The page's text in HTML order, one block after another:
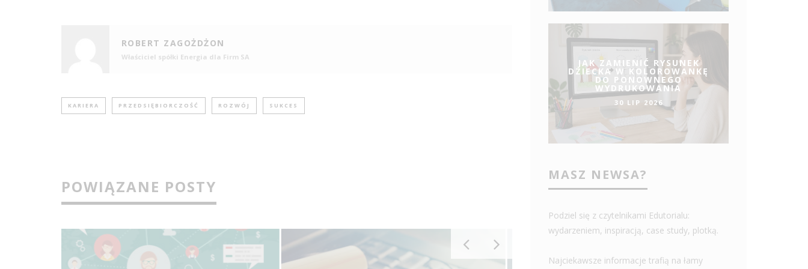
ROBERT ZAGOŻDŻON
Właściciel spółki Energia dla Firm SA
KARIERA PRZEDSIĘBIORCZOŚĆ ROZWÓJ SUKCES
POWIĄZANE POSTY
JAK ZAMIENIĆ RYSUNEK
DZIECKA W KOLOROWANKĘ
DO PONOWNEGO
WYDRUKOWANIA
30 LIP 2026
MASZ NEWSA?
Podziel się z czytelnikami Edutorialu:
wydarzeniem, inspiracją, case study, plotką.
Najciekawsze informacje trafią na łamy